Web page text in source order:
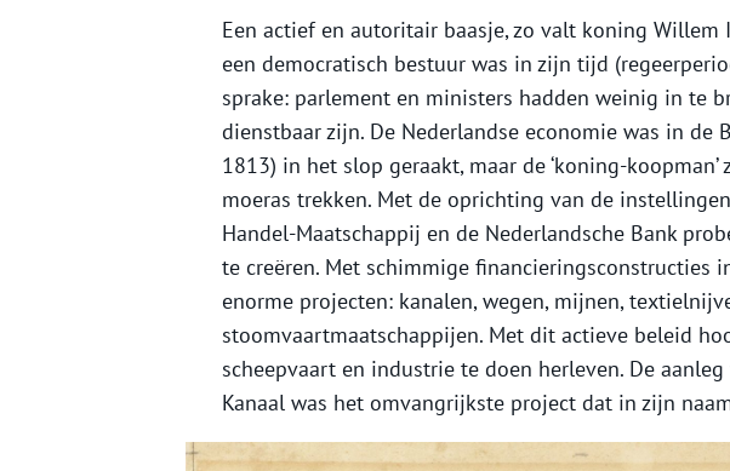
Een actief en autoritair baasje, zo valt koning Willem
een democratisch bestuur was in zijn tijd
sprake: parlement en ministers hadden weinig in te
dienstbaar zijn. De Nederlandse economie was in de
1813) in het slop geraakt, maar de ‘koning-
moeras trekken. Met de oprichting van de
Handel-Maatschappij en de Nederlandsche Bank
te creëren. Met schimmige financieringsconstructies
enorme projecten: kanalen, wegen, mijnen,
stoomvaartmaatschappijen. Met dit actieve beleid
scheepvaart en industrie te doen herleven. De
Kanaal was het omvangrijkste project dat in zijn